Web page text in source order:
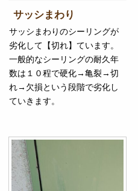
サッシまわり
サッシまわりのシーリングが
劣化して【切れ】ています。
一般的なシーリングの耐久年
数は１０程で硬化→亀裂→切
れ→欠損という段階で劣化し
ていきます。